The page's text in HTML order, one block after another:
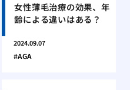
女性薄毛治療の効果、年
齢による違いはある？
2024.09.07
AGA